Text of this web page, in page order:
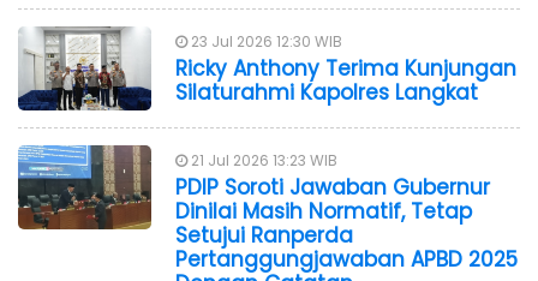
23 Jul 2026 12:30 WIB
Ricky Anthony Terima Kunjungan
Silaturahmi Kapolres Langkat
21 Jul 2026 13:23 WIB
PDIP Soroti Jawaban Gubernur
Dinilai Masih Normatif, Tetap
Setujui Ranperda
Pertanggungjawaban APBD 2025